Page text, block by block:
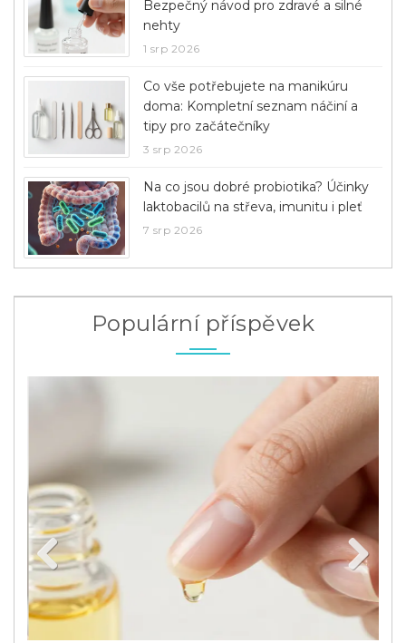
Bezpečný návod pro zdravé a silné
nehty
1 srp 2026
Co vše potřebujete na manikúru
doma: Kompletní seznam náčiní a
tipy pro začátečníky
3 srp 2026
Na co jsou dobré probiotika? Účinky
laktobacilů na střeva, imunitu i pleť
7 srp 2026
Populární příspěvek
Previous Next